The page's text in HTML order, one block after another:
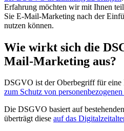
Erfahrung möchten wir mit Ihnen
Sie E-Mail-Marketing nach der
nutzen können.
Wie wirkt sich die
Mail-Marketing aus?
DSGVO ist der Oberbegriff für eine
zum Schutz von
Die DSGVO basiert auf
überträgt diese auf das